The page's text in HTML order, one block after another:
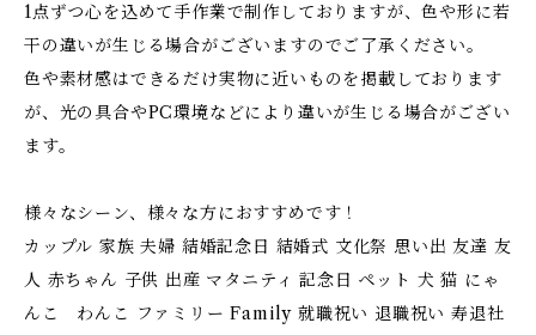
1点ずつ心を込めて手作業で制作しておりますが、色や形に若
干の違いが生じる場合がございますのでご了承ください。
色や素材感はできるだけ実物に近いものを掲載しております
が、光の具合やPC環境などにより違いが生じる場合がござい
ます。
様々なシーン、様々な方におすすめです！
カップル 家族 夫婦 結婚記念日 結婚式 文化祭 思い出 友達 友
人 赤ちゃん 子供 出産 マタニティ 記念日 ペット 犬 猫 にゃ
んこ わんこ ファミリー Family 就職祝い 退職祝い 寿退社